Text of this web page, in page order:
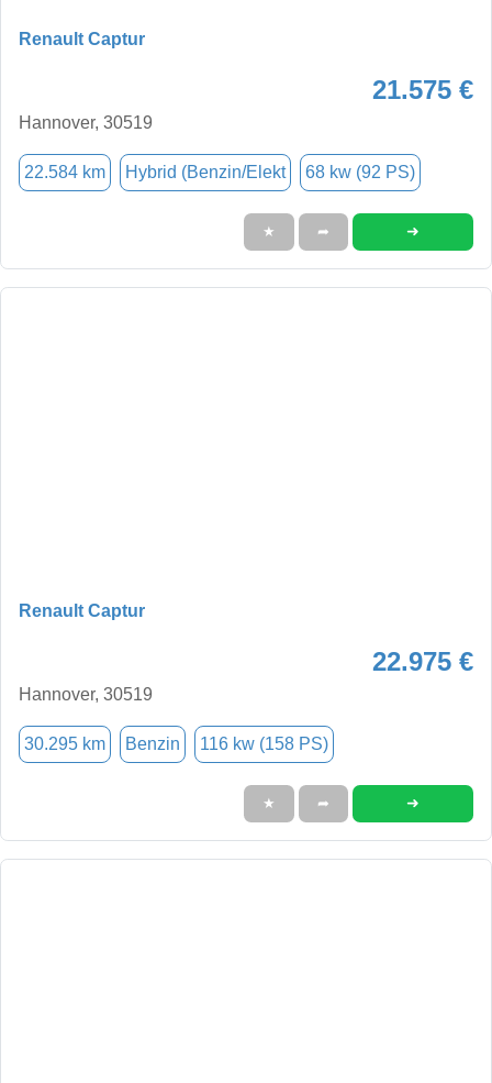
Renault Captur
21.575 €
Hannover, 30519
22.584 km Hybrid (Benzin/Elekt 68 kw (92 PS)
★ ➦ ➜
Renault Captur
22.975 €
Hannover, 30519
30.295 km Benzin 116 kw (158 PS)
★ ➦ ➜